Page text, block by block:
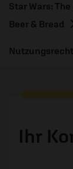
Star Wars:
Beer & Bread
Ihr